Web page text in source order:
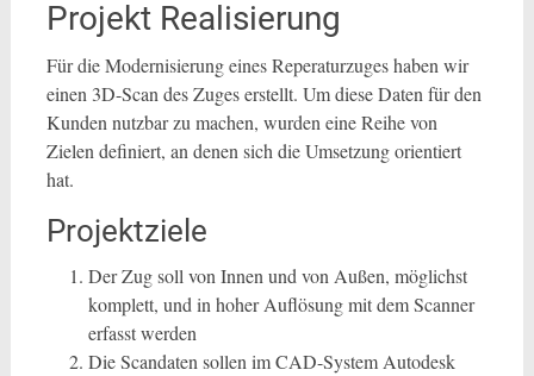
Projekt Realisierung
Für die Modernisierung eines Reperaturzuges haben wir
einen 3D-Scan des Zuges erstellt. Um diese Daten für den
Kunden nutzbar zu machen, wurden eine Reihe von
Zielen definiert, an denen sich die Umsetzung orientiert
hat.
Projektziele
Der Zug soll von Innen und von Außen, möglichst
komplett, und in hoher Auflösung mit dem Scanner
erfasst werden
Die Scandaten sollen im CAD-System Autodesk